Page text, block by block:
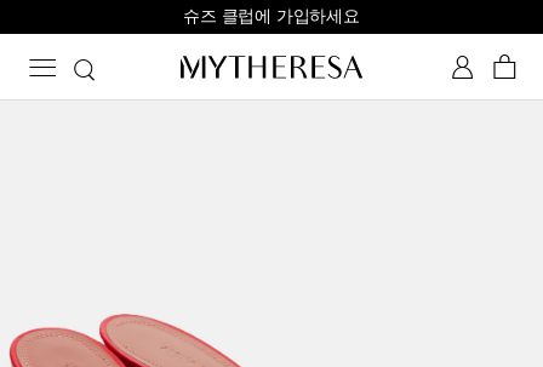
슈즈 클럽에 가입하세요